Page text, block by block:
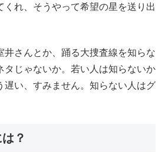
くれ、そうやって希望の星を送り出
井さんとか、踊る大捜査線を知らな
タじゃないか。若い人は知らないか
遅い、すみません。知らない人はグ
？